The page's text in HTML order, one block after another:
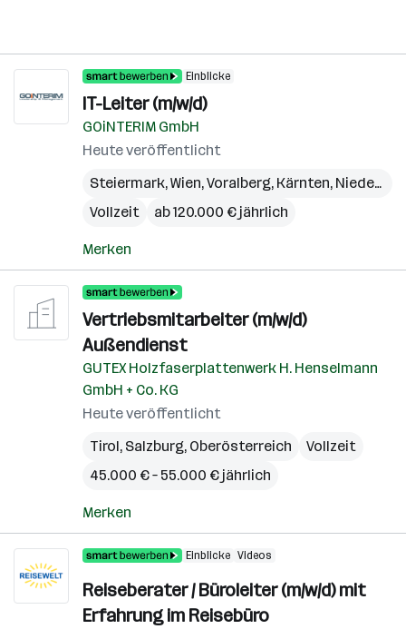
Einblicke
IT-Leiter (m/w/d)
GOiNTERIM GmbH
Heute veröffentlicht
Steiermark,Wien,Voralberg, Kärnten, Niederösterreich
Vollzeit
ab 120.000 € jährlich
Merken
Vertriebsmitarbeiter (m/w/d)
Außendienst
GUTEX Holzfaserplattenwerk H. Henselmann
GmbH + Co. KG
Heute veröffentlicht
Tirol, Salzburg, Oberösterreich
Vollzeit
45.000 € – 55.000 € jährlich
Merken
Einblicke Videos
Reiseberater / Büroleiter (m/w/d) mit
Erfahrung im Reisebüro